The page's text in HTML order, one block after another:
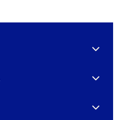
Expand
Expand
Expand